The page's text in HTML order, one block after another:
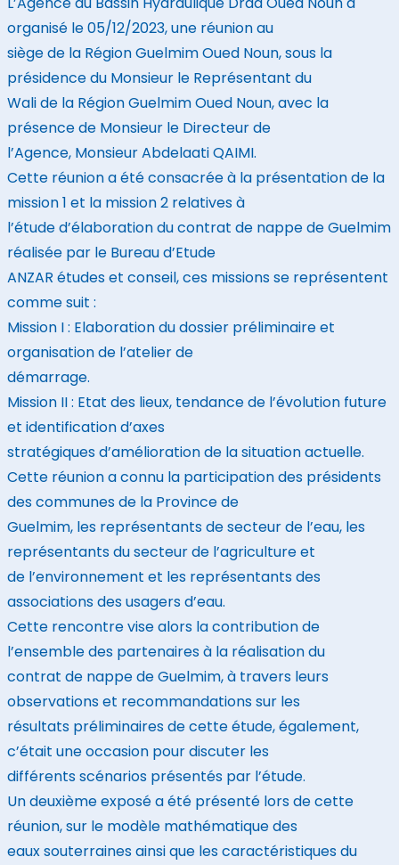
organisé le 05/12/2023, une réunion au
siège de la Région Guelmim Oued Noun, sous la
présidence du Monsieur le Représentant du
Wali de la Région Guelmim Oued Noun, avec la
présence de Monsieur le Directeur de
l’Agence, Monsieur Abdelaati QAIMI.
Cette réunion a été consacrée à la présentation de la
mission 1 et la mission 2 relatives à
l’étude d’élaboration du contrat de nappe de Guelmim
réalisée par le Bureau d’Etude
ANZAR études et conseil, ces missions se représentent
comme suit :
Mission I : Elaboration du dossier préliminaire et
organisation de l’atelier de
démarrage.
Mission II : Etat des lieux, tendance de l’évolution future
et identification d’axes
stratégiques d’amélioration de la situation actuelle.
Cette réunion a connu la participation des présidents
des communes de la Province de
Guelmim, les représentants de secteur de l’eau, les
représentants du secteur de l’agriculture et
de l’environnement et les représentants des
associations des usagers d’eau.
Cette rencontre vise alors la contribution de
l’ensemble des partenaires à la réalisation du
contrat de nappe de Guelmim, à travers leurs
observations et recommandations sur les
résultats préliminaires de cette étude, également,
c’était une occasion pour discuter les
différents scénarios présentés par l’étude.
Un deuxième exposé a été présenté lors de cette
réunion, sur le modèle mathématique des
eaux souterraines ainsi que les caractéristiques du